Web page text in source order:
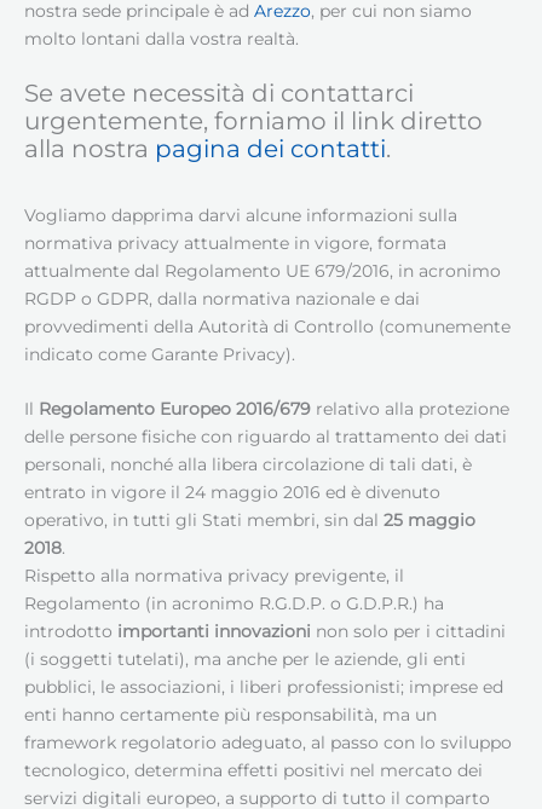
nostra sede principale è ad Arezzo, per cui non siamo
molto lontani dalla vostra realtà.
Se avete necessità di contattarci
urgentemente, forniamo il link diretto
alla nostra pagina dei contatti.
Vogliamo dapprima darvi alcune informazioni sulla
normativa privacy attualmente in vigore, formata
attualmente dal Regolamento UE 679/2016, in acronimo
RGDP o GDPR, dalla normativa nazionale e dai
provvedimenti della Autorità di Controllo (comunemente
indicato come Garante Privacy).
Il Regolamento Europeo 2016/679 relativo alla protezione
delle persone fisiche con riguardo al trattamento dei dati
personali, nonché alla libera circolazione di tali dati, è
entrato in vigore il 24 maggio 2016 ed è divenuto
operativo, in tutti gli Stati membri, sin dal 25 maggio
2018.
Rispetto alla normativa privacy previgente, il
Regolamento (in acronimo R.G.D.P. o G.D.P.R.) ha
introdotto importanti innovazioni non solo per i cittadini
(i soggetti tutelati), ma anche per le aziende, gli enti
pubblici, le associazioni, i liberi professionisti; imprese ed
enti hanno certamente più responsabilità, ma un
framework regolatorio adeguato, al passo con lo sviluppo
tecnologico, determina effetti positivi nel mercato dei
servizi digitali europeo, a supporto di tutto il comparto